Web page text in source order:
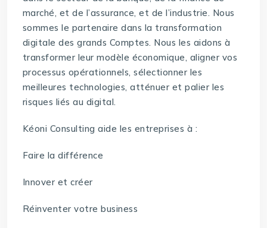
marché, et de l’assurance, et de l’industrie. Nous
sommes le partenaire dans la transformation
digitale des grands Comptes. Nous les aidons à
transformer leur modèle économique, aligner vos
processus opérationnels, sélectionner les
meilleures technologies, atténuer et palier les
risques liés au digital.
Kéoni Consulting aide les entreprises à :
Faire la différence
Innover et créer
Réinventer votre business